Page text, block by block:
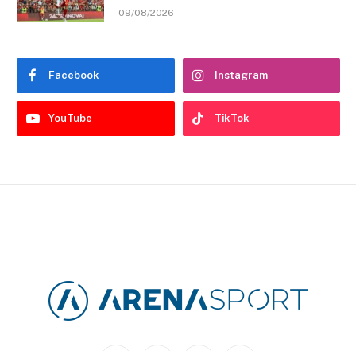
09/08/2026
Facebook Instagram
YouTube TikTok